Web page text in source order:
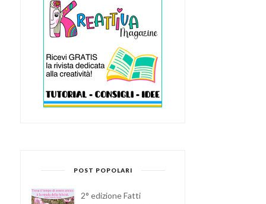
POST POPOLARI
2° edizione Fatti